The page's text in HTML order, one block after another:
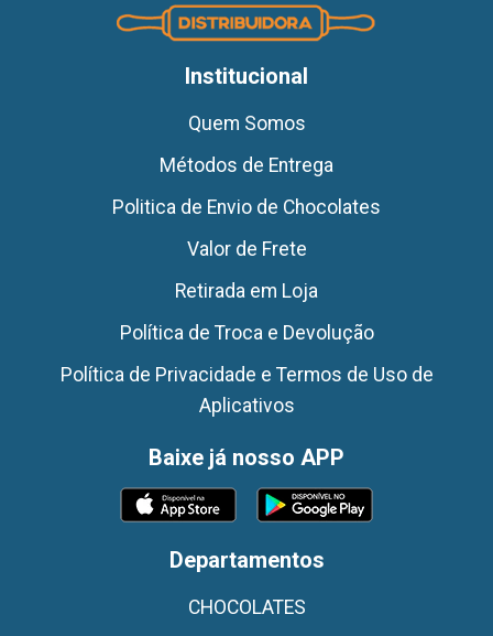
Institucional
Quem Somos
Métodos de Entrega
Politica de Envio de Chocolates
Valor de Frete
Retirada em Loja
Política de Troca e Devolução
Política de Privacidade e Termos de Uso de
Aplicativos
Baixe já nosso APP
Departamentos
CHOCOLATES